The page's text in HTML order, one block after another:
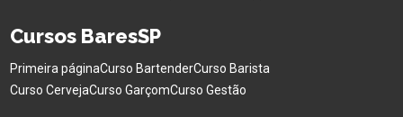
Cursos BaresSP
Primeira páginaCurso BartenderCurso Barista
Curso CervejaCurso GarçomCurso Gestão